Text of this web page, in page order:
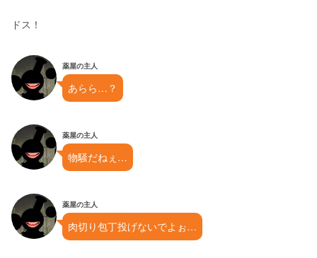
ドス！
薬屋の主人
あらら…？
薬屋の主人
物騒だねぇ…
薬屋の主人
肉切り包丁投げないでよぉ…